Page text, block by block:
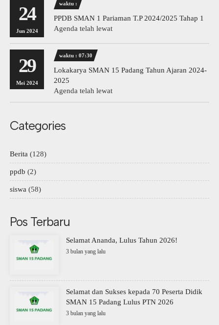
24
Jun 2024
waktu :
PPDB SMAN 1 Pariaman T.P 2024/2025 Tahap 1
Agenda telah lewat
29
Mei 2024
waktu : 07:30
Lokakarya SMAN 15 Padang Tahun Ajaran 2024-
2025
Agenda telah lewat
Categories
Berita (128)
ppdb (2)
siswa (58)
Pos Terbaru
Selamat Ananda, Lulus Tahun 2026!
3 bulan yang lalu
Selamat dan Sukses kepada 70 Peserta Didik
SMAN 15 Padang Lulus PTN 2026
3 bulan yang lalu